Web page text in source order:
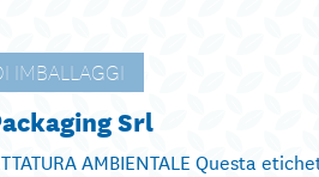
IMBALLAGGI
Srl
AMBIENTALE Questa